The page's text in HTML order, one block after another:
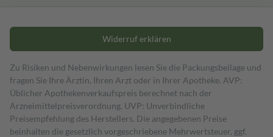
Widerruf erklären
Zu Risiken und Nebenwirkungen lesen Sie die Packungsbeilage und
fragen Sie Ihre Ärztin, Ihren Arzt oder in Ihrer Apotheke. AVP:
Üblicher Apothekenverkaufspreis berechnet nach der
Arzneimittelpreisverordnung. UVP: Unverbindliche
Preisempfehlung des Herstellers. Die angegebenen Preise
beinhalten die gesetzlich vorgeschriebene Mehrwertsteuer, ggf.